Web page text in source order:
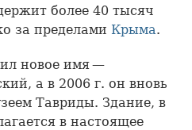
более 40 тысяч
за пределами Крыма.
новое имя —
а в 2006 г. он вновь
Тавриды. Здание, в
в настоящее